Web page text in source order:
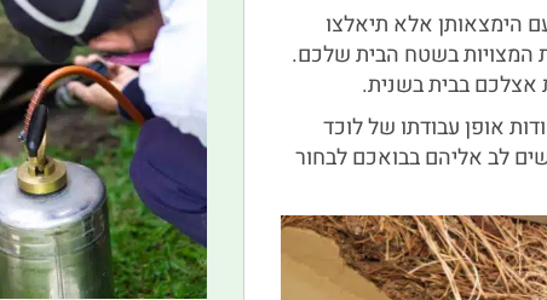
הימצאותן אלא תיאלצו
המצויות בשטח הבית שלכם.
אצלכם בבית בשנית.
אופן עבודתו של לוכד
לב אליהם בבואכם לבחור